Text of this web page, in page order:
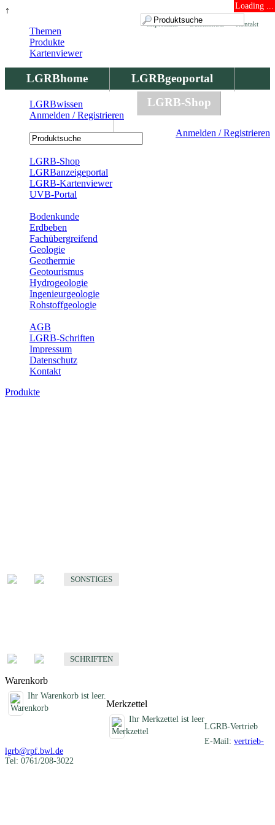
↑ Loading ...
Kontakt
Datenschutz
Impressum
LGRBhome
LGRBgeoportal
LGRBbohrungen
LGRB-Shop
Anmelden / Registrieren
Themen
Produkte
Kartenviewer
LGRBwissen
Anmelden / Registrieren
LGRB-Shop
LGRBanzeigeportal
LGRB-Kartenviewer
UVB-Portal
Bodenkunde
Erdbeben
Fachübergreifend
Geologie
Geothermie
Geotourismus
Hydrogeologie
Ingenieurgeologie
Rohstoffgeologie
AGB
LGRB-Schriften
Impressum
Datenschutz
Kontakt
Produkte
SONSTIGES
SCHRIFTEN
Warenkorb
Ihr Warenkorb ist leer.
Merkzettel
Ihr Merkzettel ist leer
LGRB-Vertrieb
E-Mail: vertrieb-
lgrb@rpf.bwl.de
Tel: 0761/208-3022